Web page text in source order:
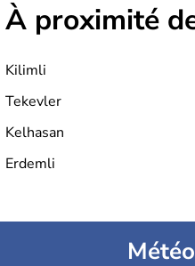
À proximité
Kilimli
Tekevler
Kelhasan
Erdemli